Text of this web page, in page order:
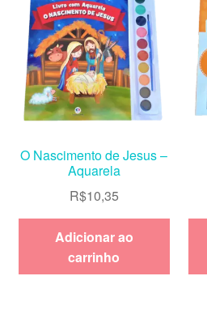
O Nascimento de Jesus –
Aquarela
R$10,35
Adicionar ao
carrinho